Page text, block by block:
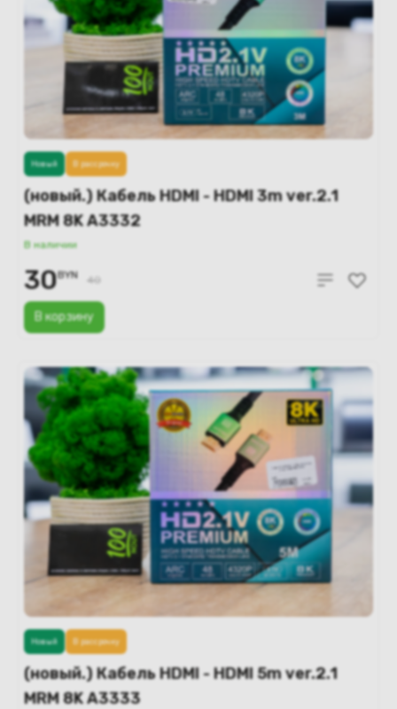
(новый.) Кабель HDMI - HDMI 3m ver.2.1
MRM 8K A3332
В наличии
В корзину
Новый В рассрочку
30BYN 40
(новый.) Кабель HDMI - HDMI 5m ver.2.1
MRM 8K A3333
Новый В рассрочку